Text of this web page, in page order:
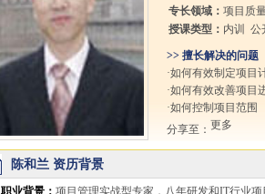
专长领域： 项目质
授课类型： 内训 公
>> 擅长解决的问题
·如何有效制定项目
·如何有效改善项目
·如何控制项目范围
分享至： 更多
陈和兰 资历背景
职业背景 ： 项目管理实战型专家，八年研发和IT行业